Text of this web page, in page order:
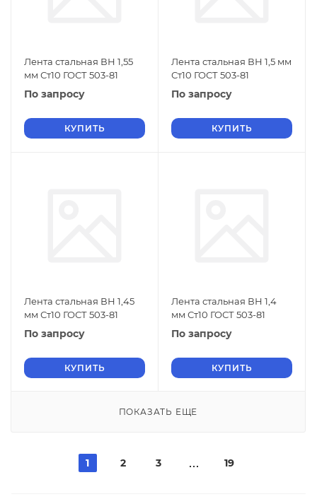
Лента стальная ВН 1,55
мм Ст10 ГОСТ 503-81
По запросу
КУПИТЬ
Лента стальная ВН 1,5 мм
Ст10 ГОСТ 503-81
По запросу
КУПИТЬ
Лента стальная ВН 1,45
мм Ст10 ГОСТ 503-81
По запросу
КУПИТЬ
Лента стальная ВН 1,4
мм Ст10 ГОСТ 503-81
По запросу
КУПИТЬ
ПОКАЗАТЬ ЕЩЕ
1 2 3 19